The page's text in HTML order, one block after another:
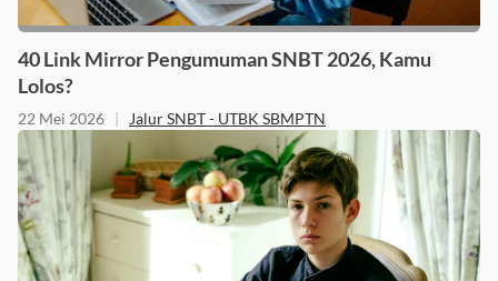
40 Link Mirror Pengumuman SNBT 2026, Kamu
Lolos?
22 Mei 2026 | Jalur SNBT - UTBK SBMPTN